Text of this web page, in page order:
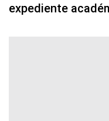
expediente